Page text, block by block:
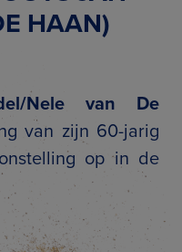
HAAN)
Nele van De
van zijn 60-jarig
op in de